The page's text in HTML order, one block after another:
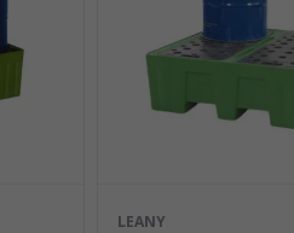
LEANY